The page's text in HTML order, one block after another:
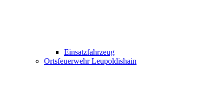
Einsatzfahrzeug
Ortsfeuerwehr Leupoldishain